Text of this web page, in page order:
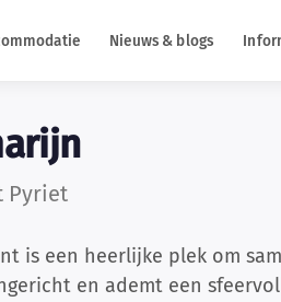
Nieuws & blogs
Pyriet
is een heerlijke plek om
en ademt een